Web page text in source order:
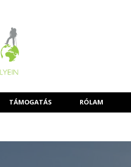
TÁMOGATÁS RÓLAM